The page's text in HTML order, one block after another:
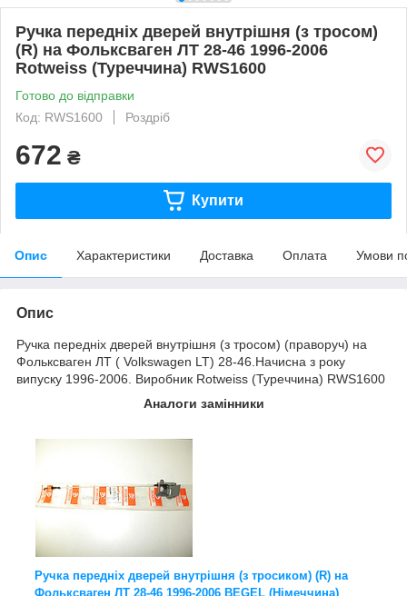
Ручка передніх дверей внутрішня (з тросом)
(R) на Фольксваген ЛТ 28-46 1996-2006
Rotweiss (Туреччина) RWS1600
Готово до відправки
Код: RWS1600
Роздріб
672 ₴
Купити
Опис Характеристики Доставка Оплата Умови
Опис
Ручка передніх дверей внутрішня (з тросом) (праворуч) на
Фольксваген ЛТ ( Volkswagen LT) 28-46.Начисна з року
випуску 1996-2006. Виробник Rotweiss (Туреччина) RWS1600
Аналоги замінники
Ручка передніх дверей внутрішня (з тросиком) (R) на
Фольксваген ЛТ 28-46 1996-2006 BEGEL (Німеччина)